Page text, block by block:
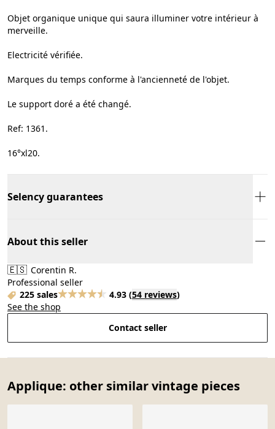
Objet organique unique qui saura illuminer votre intérieur à
merveille.
Electricité vérifiée.
Marques du temps conforme à l'ancienneté de l'objet.
Le support doré a été changé.
Ref: 1361.
16°xl20.
Selency guarantees
About this seller
🇪🇸 Corentin R.
Professional seller
225 sales
4.93 (54 reviews)
See the shop
Contact seller
Applique: other similar vintage pieces